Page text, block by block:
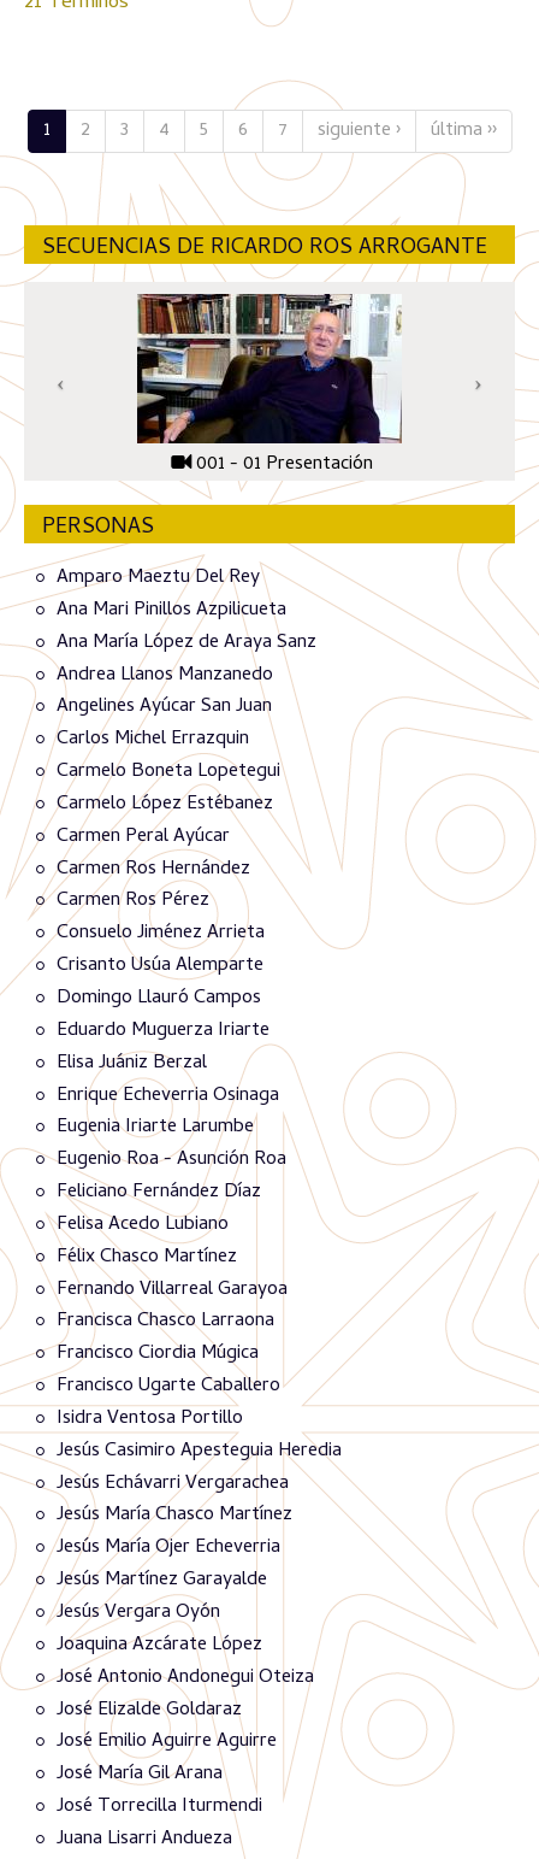
1 2 3 4 5 6 7 siguiente › última ››
SECUENCIAS DE RICARDO ROS ARROGANTE
001 - 01 Presentación
PERSONAS
Amparo Maeztu Del Rey
Ana Mari Pinillos Azpilicueta
Ana María López de Araya Sanz
Andrea Llanos Manzanedo
Angelines Ayúcar San Juan
Carlos Michel Errazquin
Carmelo Boneta Lopetegui
Carmelo López Estébanez
Carmen Peral Ayúcar
Carmen Ros Hernández
Carmen Ros Pérez
Consuelo Jiménez Arrieta
Crisanto Usúa Alemparte
Domingo Llauró Campos
Eduardo Muguerza Iriarte
Elisa Juániz Berzal
Enrique Echeverria Osinaga
Eugenia Iriarte Larumbe
Eugenio Roa - Asunción Roa
Feliciano Fernández Díaz
Felisa Acedo Lubiano
Félix Chasco Martínez
Fernando Villarreal Garayoa
Francisca Chasco Larraona
Francisco Ciordia Múgica
Francisco Ugarte Caballero
Isidra Ventosa Portillo
Jesús Casimiro Apesteguia Heredia
Jesús Echávarri Vergarachea
Jesús María Chasco Martínez
Jesús María Ojer Echeverria
Jesús Martínez Garayalde
Jesús Vergara Oyón
Joaquina Azcárate López
José Antonio Andonegui Oteiza
José Elizalde Goldaraz
José Emilio Aguirre Aguirre
José María Gil Arana
José Torrecilla Iturmendi
Juana Lisarri Andueza